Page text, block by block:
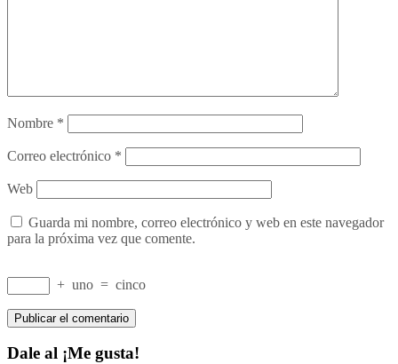
Nombre *
Correo electrónico *
Web
Guarda mi nombre, correo electrónico y web en este navegador
para la próxima vez que comente.
+ uno = cinco
Dale al ¡Me gusta!